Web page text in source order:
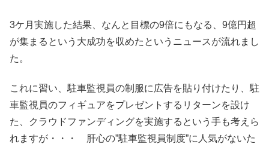
3ケ月実施した結果、なんと目標の9倍にもなる、9億円超
が集まるという大成功を収めたというニュースが流れまし
た。
これに習い、駐車監視員の制服に広告を貼り付けたり、駐
車監視員のフィギュアをプレゼントするリターンを設け
た、クラウドファンディングを実施するという手も考えら
れますが・・・ 肝心の”駐車監視員制度”に人気がないた